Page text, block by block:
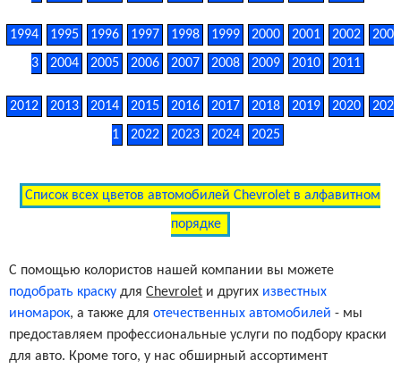
White WA8624/50/GAZ
Light Titanium Gray (Interior) WA311N
WA859T
Blade Silver Metallic (wheel) WA234M
Sterling Silver (matt) WA569F
1994 1995 1996 1997 1998 1999 2000 2001 2002
200
3
2004 2005 2006 2007 2008 2009 2010 2011
2012 2013 2014 2015 2016 2017 2018 2019 2020
202
1
2022 2023 2024 2025
Список всех цветов автомобилей Chevrolet в алфавитном
порядке
С помощью колористов нашей компании вы можете
подобрать краску дляChevrolet и других известных
иномарок, а также дляотечественных автомобилей - мы
предоставляем профессиональные услуги по подбору краски
для авто. Кроме того, у нас обширный ассортимент